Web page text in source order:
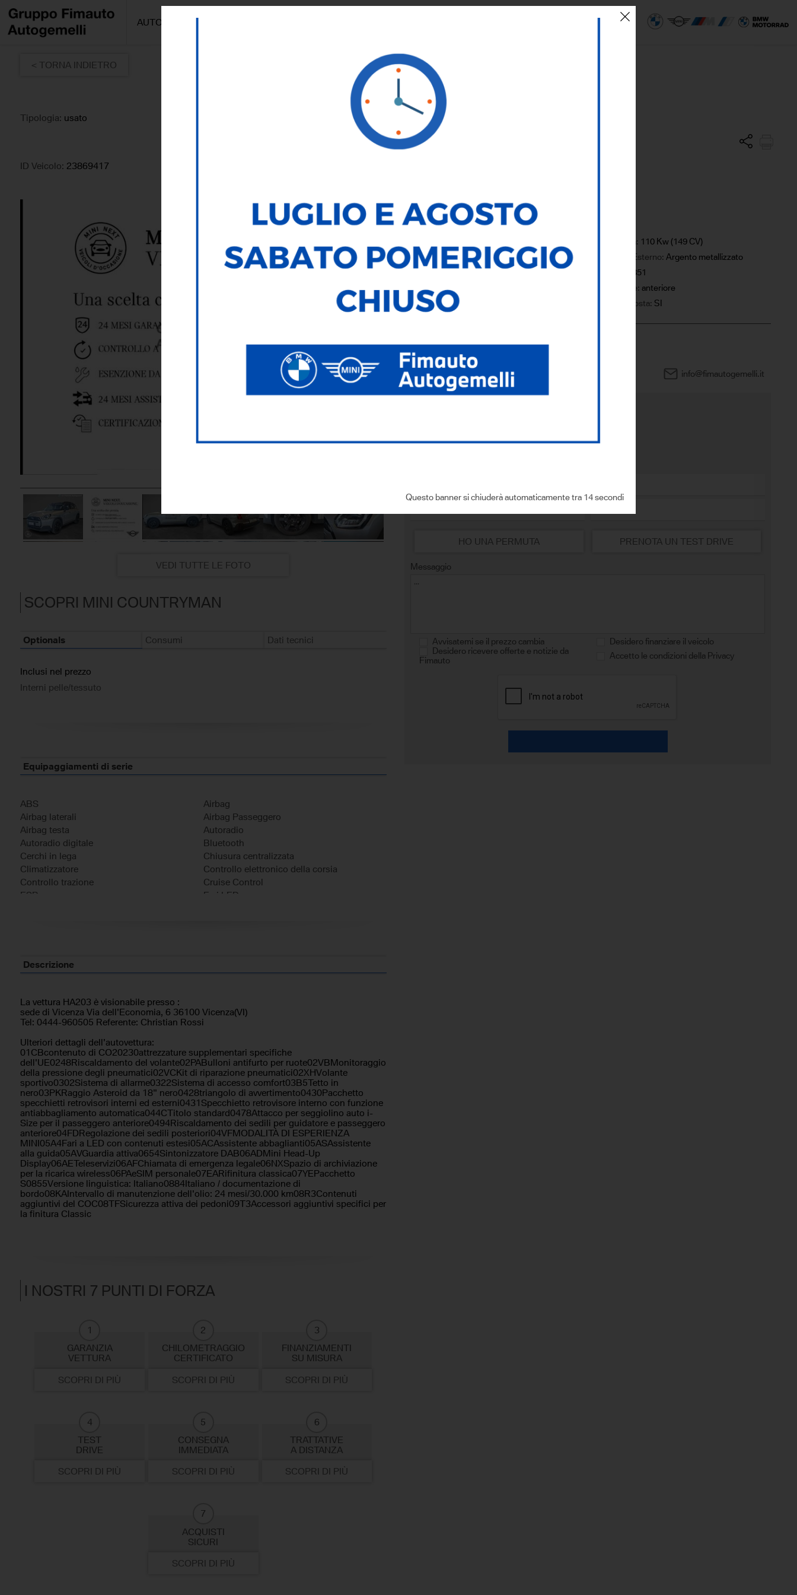
Questo banner si chiuderà automaticamente tra 12 secondi
AUTO/MOTO
< TORNA INDIETRO
Tipologia: usato
ID Veicolo: 23869417
MINI Countryman
D Classic Countryman Pacchetto Aut.
VEDI TUTTE LE FOTO
SCOPRI MINI COUNTRYMAN
Optionals Consumi Dati tecnici
Inclusi nel prezzo
Interni pelle/tessuto
Equipaggiamenti di serie
ABS
Airbag
Airbag laterali
Airbag Passeggero
Airbag testa
Autoradio
Autoradio digitale
Bluetooth
Cerchi in lega
Chiusura centralizzata
Climatizzatore
Controllo elettronico della corsia
Controllo trazione
Cruise Control
ESP
Fari LED
Telecamera per parcheggio assistito
Volante multifunzione
Descrizione
La vettura HA203 è visionabile presso :
sede di Vicenza Via dell'Economia, 6 36100 Vicenza(VI)
Tel: 0444-960505 Referente: Christian Rossi
Ulteriori dettagli dell'autovettura:
01CBcontenuto di CO20230attrezzature supplementari specifiche
dell'UE0248Riscaldamento del volante02PABulloni antifurto per ruote02VBMonitoraggio
della pressione degli pneumatici02VCKit di riparazione pneumatici02XHVolante
sportivo0302Sistema di allarme0322Sistema di accesso comfort03B5Tetto in
nero03PKRaggio Asteroid da 18" nero0428triangolo di avvertimento0430Pacchetto
specchietti retrovisori interni ed esterni0431Specchietto retrovisore interno con funzione
antiabbagliamento automatica044CTitolo standard0478Attacco per seggiolino auto i-
Size per il passeggero anteriore0494Riscaldamento dei sedili per guidatore e passeggero
anteriore04FDRegolazione dei sedili posteriori04VFMODALITÀ DI ESPERIENZA
MINI05A4Fari a LED con contenuti estesi05ACAssistente abbaglianti05ASAssistente
alla guida05AVGuardia attiva0654Sintonizzatore DAB06ADMini Head-Up
Display06AETeleservizi06AFChiamata di emergenza legale06NXSpazio di archiviazione
per la ricarica wireless06PAeSIM personale07EARifinitura classica07YEPacchetto
S0855Versione linguistica: Italiano0884Italiano / documentazione di
bordo08KAIntervallo di manutenzione dell'olio: 24 mesi/30.000 km08R3Contenuti
aggiuntivi del COC08TFSicurezza attiva dei pedoni09T3Accessori aggiuntivi specifici per
la finitura Classic
I NOSTRI 7 PUNTI DI FORZA
1
GARANZIA
VETTURA
SCOPRI DI PIÙ
2
CHILOMETRAGGIO
CERTIFICATO
SCOPRI DI PIÙ
3
FINANZIAMENTI
SU MISURA
SCOPRI DI PIÙ
4
TEST
DRIVE
SCOPRI DI PIÙ
5
CONSEGNA
IMMEDIATA
SCOPRI DI PIÙ
6
TRATTATIVE
A DISTANZA
SCOPRI DI PIÙ
7
ACQUISTI
SICURI
SCOPRI DI PIÙ
DATI PRINCIPALI
Potenza: 110 Kw (149 CV)
Carrozzeria:Fuoristrada Colore Esterno: Argento metallizzato
Immatricolazione:15/08/2025
24351
Cilindrata:
Trazione: anteriore
Cambio: Automatico IVA esposta: SI
Via dell'Economia, 6
- 36100 Vicenza
info@fimautogemelli.it
HO UNA PERMUTA PRENOTA UN TEST DRIVE
Messaggio
Avvisatemi se il prezzo cambia
Desidero finanziare il veicolo
Desidero ricevere offerte e notizie da
Fimauto
Accetto le condizioni della Privacy